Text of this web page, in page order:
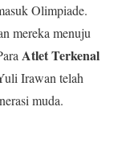
Olimpiade.
mereka menuju
Atlet Terkenal
Irawan telah
muda.